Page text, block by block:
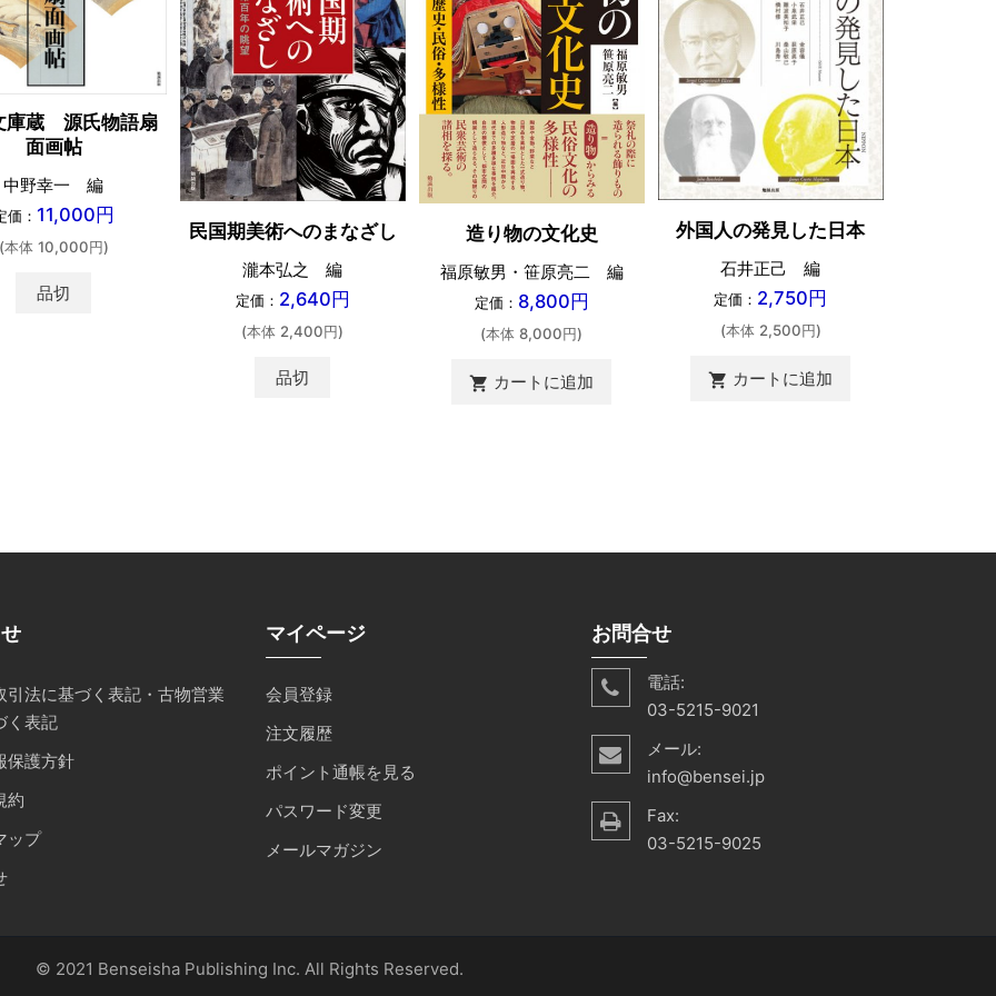
庫蔵 源氏物語扇
面画帖
中野幸一 編
価： 11,000円
本体 10,000円)
品切
民国期美術へのまなざし
瀧本弘之 編
定価： 2,640円
(本体 2,400円)
品切
造り物の文化史
福原敏男・笹原亮二 編
定価： 8,800円
(本体 8,000円)
shopping_cart カートに追加
外国人の発見した日本
石井正己 編
定価： 2,750円
(本体 2,500円)
shopping_cart カートに追加
引法に基づく表記・古物営業
く表記
保護方針
約
ップ
マイページ
会員登録
注文履歴
ポイント通帳を見る
パスワード変更
メールマガジン
お問合せ
電話:
03-5215-9021
メール:
info@bensei.jp
Fax:
03-5215-9025
© 2021 Benseisha Publishing Inc. All Rights Reserved.